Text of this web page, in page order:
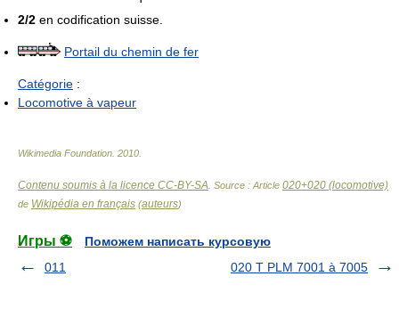
2/2 en codification suisse.
Portail du chemin de fer
Catégorie :
Locomotive à vapeur
Wikimedia Foundation 2010
Contenu soumis à la licence CC-BY-SA . Source : Article 020+020 (locomotive)
de Wikipédia en français (auteurs)
Игры ⚽
Поможем написать курсовую
011
020 T PLM 7001 à 7005